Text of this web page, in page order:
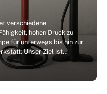
verschiedene
hohen Druck zu
für unterwegs bis hin zur
Unser Ziel ist…